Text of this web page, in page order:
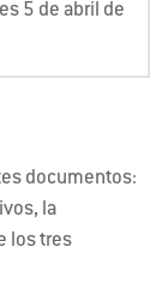
5 de abril de
documentos:
la
los tres